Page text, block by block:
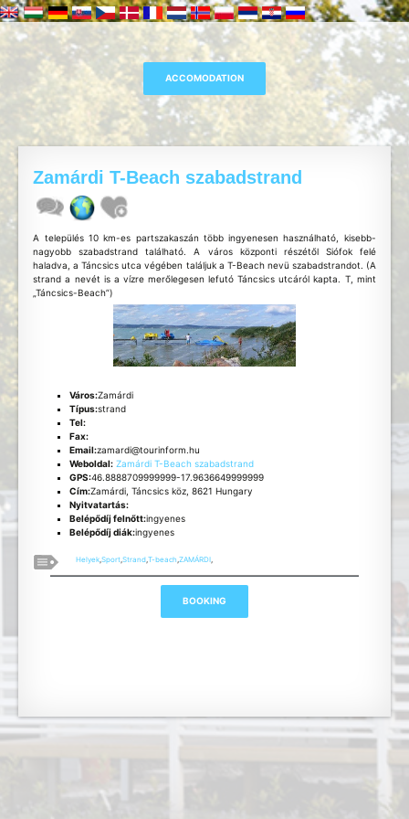
Zamárdi T-Beach szabadstrand
A település 10 km-es partszakaszán több ingyenesen használható, kisebb-
nagyobb szabadstrand található. A város központi részétől Siófok felé
haladva, a Táncsics utca végében találjuk a T-Beach nevü szabadstrandot. (A
strand a nevét is a vízre merőlegesen lefutó Táncsics utcáról kapta. T, mint
„Táncsics-Beach”)
Város:Zamárdi
Típus:strand
Tel:
Fax:
Email:zamardi@tourinform.hu
Weboldal: Zamárdi T-Beach szabadstrand
GPS:46.8888709999999-17.9636649999999
Cím:Zamárdi, Táncsics köz, 8621 Hungary
Nyitvatartás:
Belépődíj felnőtt:ingyenes
Belépődíj diák:ingyenes
Helyek ,Sport ,Strand ,T-beach ,ZAMÁRDI